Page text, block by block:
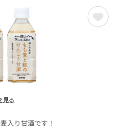
見る
入り甘酒です！